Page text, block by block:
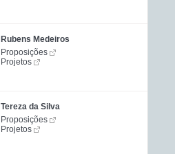
Rubens Medeiros
Proposições
Projetos
Tereza da Silva
Proposições
Projetos